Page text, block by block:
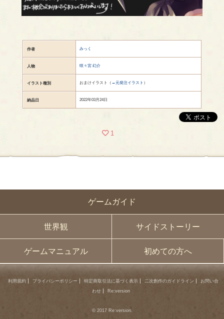
ゲームガイド
世界観 サイドストーリー
ゲームマニュアル 初めての方へ
作者 みっく
人物 咲々宮 幻介
イラスト種別 おまけイラスト（ →元発注イラスト ）
納品日 2022年03月24日
1
利用規約 プライバシーポリシー 特定商取引法に基づく表示 二次創作のガイドライン
お問い合
わせ
Re:version
© 2017 Re:version.